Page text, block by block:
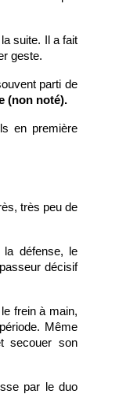
suite. Il a fait
geste.
parti de
(non noté).
en première
très peu de
défense, le
décisif
frein à main,
Même
secouer son
par le duo